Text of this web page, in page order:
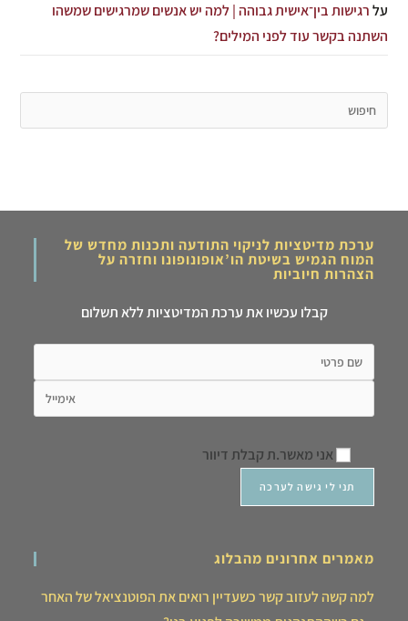
עלרגישות בין־אישית גבוהה | למה יש אנשים שמרגישים שמשהו
השתנה בקשר עוד לפני המילים?
ערכת מדיטציות לניקוי התודעה ותכנות מחדש של
המוח הגמיש בשיטת הו’אופונופונו וחזרה על
הצהרות חיוביות
קבלו עכשיו את ערכת המדיטציות ללא תשלום
אני מאשר.ת קבלת דיוור
מאמרים אחרונים מהבלוג
למה קשה לעזוב קשר כשעדיין רואים את הפוטנציאל של האחר